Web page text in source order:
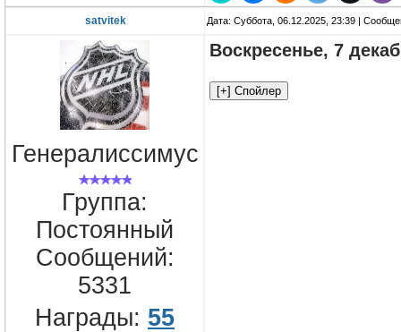
satvitek Дата: Суббота, 06.12.2025, 23:39 |
Генералиссимус
Группа:
Постоянный
Сообщений:
5331
Награды: 55
Воскресенье, 7